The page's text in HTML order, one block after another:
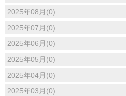
2025年08月(0)
2025年07月(0)
2025年06月(0)
2025年05月(0)
2025年04月(0)
2025年03月(0)